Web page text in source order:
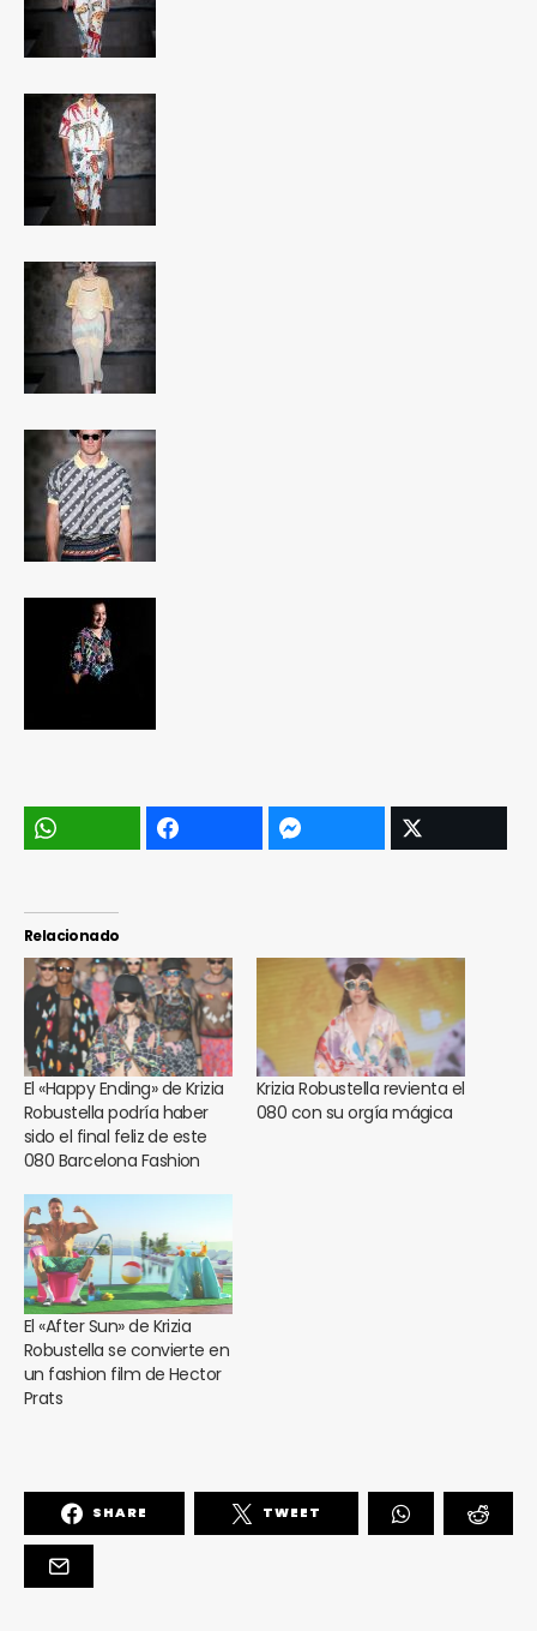
Relacionado
El «Happy Ending» de Krizia
Robustella podría haber
sido el final feliz de este
080 Barcelona Fashion
Krizia Robustella revienta el
080 con su orgía mágica
El «After Sun» de Krizia
Robustella se convierte en
un fashion film de Hector
Prats
SHARE TWEET